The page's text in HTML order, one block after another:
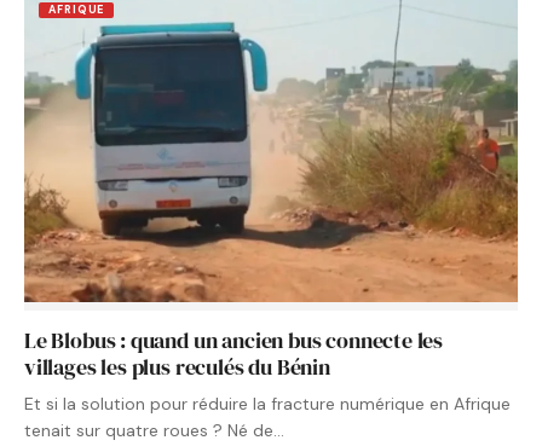
AFRIQUE
Le Blobus : quand un ancien bus connecte les
villages les plus reculés du Bénin
Et si la solution pour réduire la fracture numérique en Afrique
tenait sur quatre roues ? Né de…